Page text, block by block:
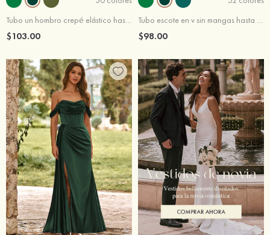
Tubo un hombro crepé elástico hasta el suelo vestido de dama de honor
$103.00
Tubo escote en v sin mangas hasta el suelo satén elástico vestido de dama de honor
$98.00